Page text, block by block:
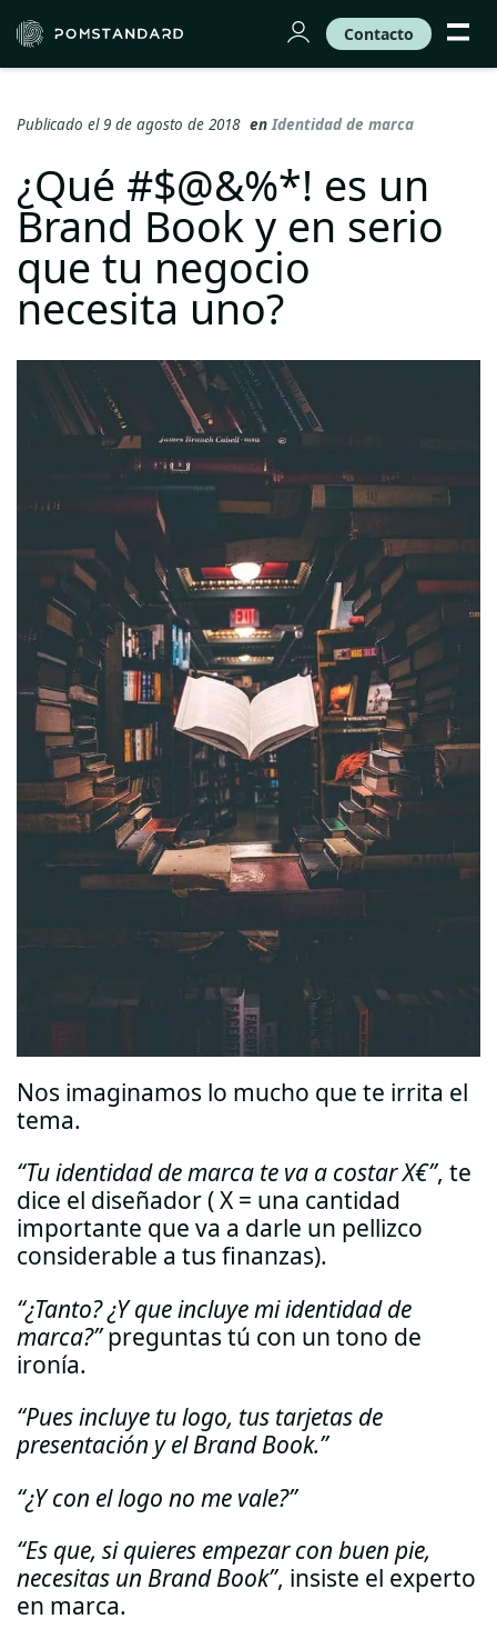
Contacto
Publicado el 9 de agosto de 2018 enIdentidad de marca
¿Qué #$@&%*! es un
Brand Book y en serio
que tu negocio
necesita uno?
Nos imaginamos lo mucho que te irrita el
tema.
“Tu identidad de marca te va a costar X€”, te
dice el diseñador ( X = una cantidad
importante que va a darle un pellizco
considerable a tus finanzas).
“¿Tanto? ¿Y que incluye mi identidad de
marca?”preguntas tú con un tono de
ironía.
“Pues incluye tu logo, tus tarjetas de
presentación y el Brand Book.”
“¿Y con el logo no me vale?”
“Es que, si quieres empezar con buen pie,
necesitas un Brand Book”, insiste el experto
en marca.